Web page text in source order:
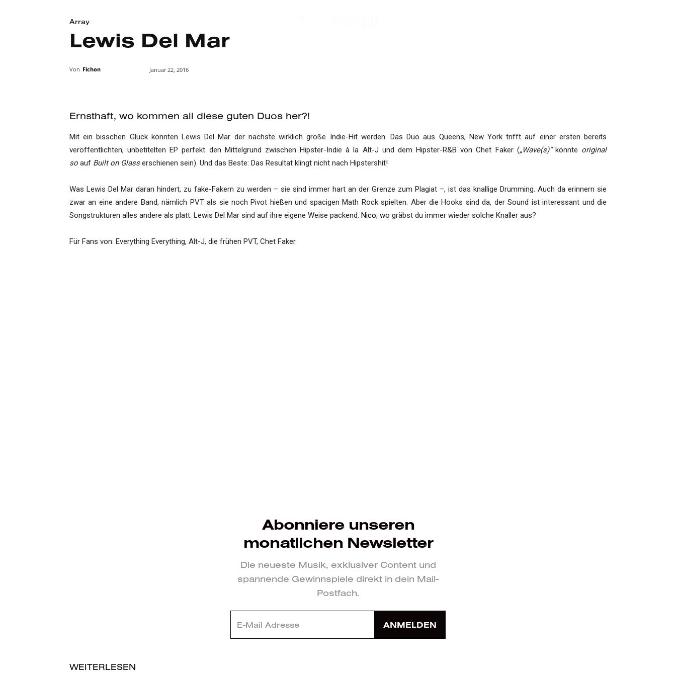
Array
Lewis Del Mar
Von Fichon Januar 22, 2016
Ernsthaft, wo kommen all diese guten Duos her?!
Mit ein bisschen Glück könnten Lewis Del Mar der nächste wirklich große Indie-Hit werden. Das Duo aus Queens, New York trifft auf einer ersten bereits
veröffentlichten, unbetitelten EP perfekt den Mittelgrund zwischen Hipster-Indie à la Alt-J und dem Hipster-R&B von Chet Faker („Wave(s)“könnte original
so auf Built on Glasserschienen sein). Und das Beste: Das Resultat klingt nicht nach Hipstershit!
Was Lewis Del Mar daran hindert, zu fake-Fakern zu werden – sie sind immer hart an der Grenze zum Plagiat –, ist das knallige Drumming. Auch da erinnern sie
zwar an eine andere Band, nämlich PVT als sie noch Pivot hießen und spacigen Math Rock spielten. Aber die Hooks sind da, der Sound ist interessant und die
Songstrukturen alles andere als platt. Lewis Del Mar sind auf ihre eigene Weise packend. Nico, wo gräbst du immer wieder solche Knaller aus?
Für Fans von: Everything Everything, Alt-J, die frühen PVT, Chet Faker
Abonniere unseren
monatlichen Newsletter
Die neueste Musik, exklusiver Content und
spannende Gewinnspiele direkt in dein Mail-
Postfach.
ANMELDEN
WEITERLESEN